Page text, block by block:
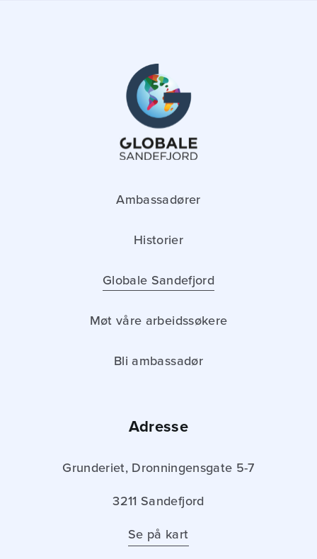
Ambassadører
Historier
Globale Sandefjord
Møt våre arbeidssøkere
Bli ambassadør
Adresse
Grunderiet, Dronningensgate 5-7
3211 Sandefjord
Se på kart